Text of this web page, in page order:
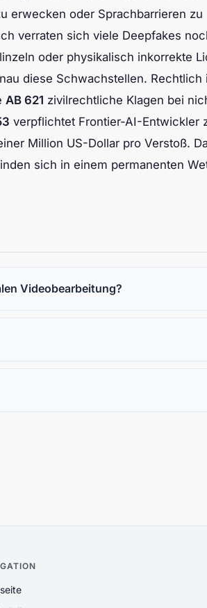
erwecken oder Sprachbarrieren zu
verraten sich viele Deepfakes
oder physikalisch inkorrekte
diese Schwachstellen. Rechtlich
AB 621 zivilrechtliche Klagen bei
verpflichtet Frontier-AI-Entwickler
Million US-Dollar pro Verstoß.
sich in einem permanenten
Videobearbeitung?